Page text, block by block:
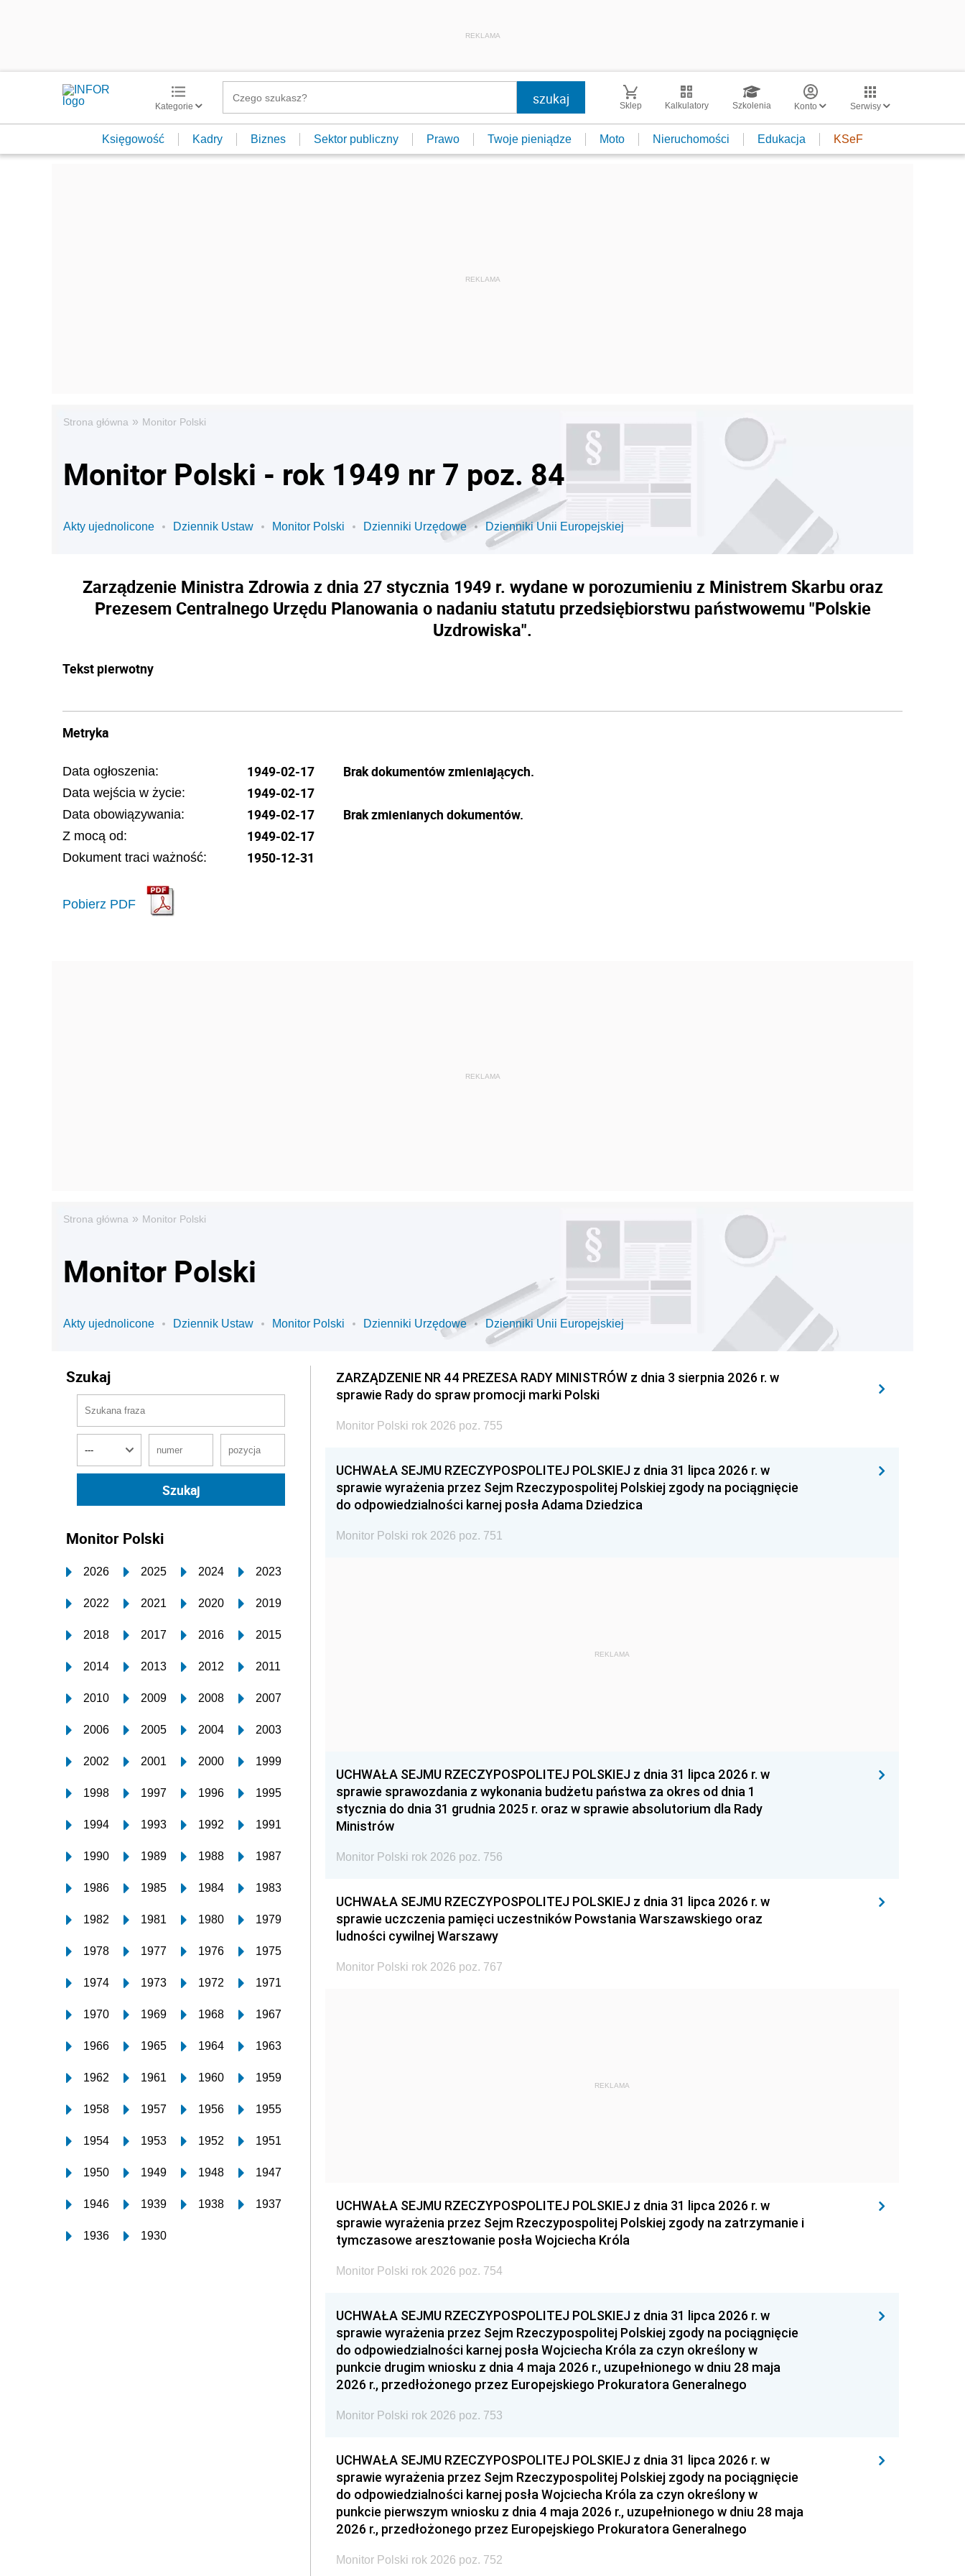
REKLAMA
Kategorie Sklep Kalkulatory Szkolenia Konto Serwisy
Księgowość Kadry Biznes Sektor publiczny Prawo Twoje pieniądze Moto Nieruchomości Edukacja KSeF
Strona główna » Monitor Polski
Monitor Polski - rok 1949 nr 7 poz. 84
Akty ujednolicone Dziennik Ustaw Monitor Polski Dzienniki Urzędowe Dzienniki Unii Europejskiej
Zarządzenie Ministra Zdrowia z dnia 27 stycznia 1949 r. wydane w porozumieniu z Ministrem Skarbu oraz
Prezesem Centralnego Urzędu Planowania o nadaniu statutu przedsiębiorstwu państwowemu "Polskie
Uzdrowiska".
Tekst pierwotny
Metryka
Data ogłoszenia: 1949-02-17
Data wejścia w życie: 1949-02-17
Data obowiązywania: 1949-02-17
Z mocą od: 1949-02-17
Dokument traci ważność: 1950-12-31
Pobierz PDF
Brak dokumentów zmieniających.
Brak zmienianych dokumentów.
Strona główna » Monitor Polski
Monitor Polski
Akty ujednolicone Dziennik Ustaw Monitor Polski Dzienniki Urzędowe Dzienniki Unii Europejskiej
Szukaj
Monitor Polski
2026 2025 2024 2023
2022 2021 2020 2019
2018 2017 2016 2015
2014 2013 2012 2011
2010 2009 2008 2007
2006 2005 2004 2003
2002 2001 2000 1999
1998 1997 1996 1995
1994 1993 1992 1991
1990 1989 1988 1987
1986 1985 1984 1983
1982 1981 1980 1979
1978 1977 1976 1975
1974 1973 1972 1971
1970 1969 1968 1967
1966 1965 1964 1963
1962 1961 1960 1959
1958 1957 1956 1955
1954 1953 1952 1951
1950 1949 1948 1947
1946 1939 1938 1937
1936 1930
ZARZĄDZENIE NR 44 PREZESA RADY MINISTRÓW z dnia 3 sierpnia 2026 r. w
sprawie Rady do spraw promocji marki Polski
Monitor Polski rok 2026 poz. 755
UCHWAŁA SEJMU RZECZYPOSPOLITEJ POLSKIEJ z dnia 31 lipca 2026 r. w
sprawie wyrażenia przez Sejm Rzeczypospolitej Polskiej zgody na pociągnięcie
do odpowiedzialności karnej posła Adama Dziedzica
Monitor Polski rok 2026 poz. 751
REKLAMA
UCHWAŁA SEJMU RZECZYPOSPOLITEJ POLSKIEJ z dnia 31 lipca 2026 r. w
sprawie sprawozdania z wykonania budżetu państwa za okres od dnia 1
stycznia do dnia 31 grudnia 2025 r. oraz w sprawie absolutorium dla Rady
Ministrów
Monitor Polski rok 2026 poz. 756
UCHWAŁA SEJMU RZECZYPOSPOLITEJ POLSKIEJ z dnia 31 lipca 2026 r. w
sprawie uczczenia pamięci uczestników Powstania Warszawskiego oraz
ludności cywilnej Warszawy
Monitor Polski rok 2026 poz. 767
REKLAMA
UCHWAŁA SEJMU RZECZYPOSPOLITEJ POLSKIEJ z dnia 31 lipca 2026 r. w
sprawie wyrażenia przez Sejm Rzeczypospolitej Polskiej zgody na zatrzymanie i
tymczasowe aresztowanie posła Wojciecha Króla
Monitor Polski rok 2026 poz. 754
UCHWAŁA SEJMU RZECZYPOSPOLITEJ POLSKIEJ z dnia 31 lipca 2026 r. w
sprawie wyrażenia przez Sejm Rzeczypospolitej Polskiej zgody na pociągnięcie
do odpowiedzialności karnej posła Wojciecha Króla za czyn określony w
punkcie drugim wniosku z dnia 4 maja 2026 r., uzupełnionego w dniu 28 maja
2026 r., przedłożonego przez Europejskiego Prokuratora Generalnego
Monitor Polski rok 2026 poz. 753
UCHWAŁA SEJMU RZECZYPOSPOLITEJ POLSKIEJ z dnia 31 lipca 2026 r. w
sprawie wyrażenia przez Sejm Rzeczypospolitej Polskiej zgody na pociągnięcie
do odpowiedzialności karnej posła Wojciecha Króla za czyn określony w
punkcie pierwszym wniosku z dnia 4 maja 2026 r., uzupełnionego w dniu 28 maja
2026 r., przedłożonego przez Europejskiego Prokuratora Generalnego
Monitor Polski rok 2026 poz. 752